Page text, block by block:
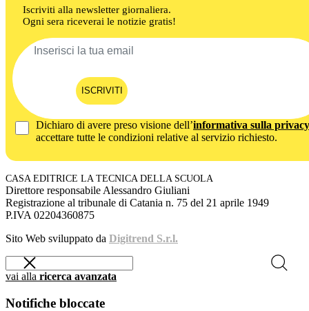
Iscriviti alla newsletter giornaliera.
Ogni sera riceverai le notizie gratis!
ISCRIVITI
Dichiaro di avere preso visione dell’informativa sulla privacy
accettare tutte le condizioni relative al servizio richiesto.
CASA EDITRICE LA TECNICA DELLA SCUOLA
Direttore responsabile Alessandro Giuliani
Registrazione al tribunale di Catania n. 75 del 21 aprile 1949
P.IVA 02204360875
Sito Web sviluppato da Digitrend S.r.l.
vai alla ricerca avanzata
Notifiche bloccate